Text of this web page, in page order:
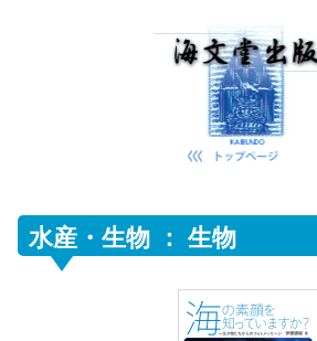
水産・生物 ： 生物